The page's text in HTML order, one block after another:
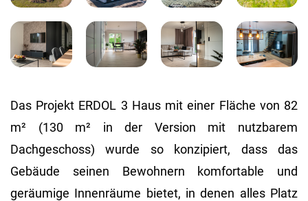
Das Projekt ERDOL 3 Haus mit einer Fläche von 82
m² (130 m² in der Version mit nutzbarem
Dachgeschoss) wurde so konzipiert, dass das
Gebäude seinen Bewohnern komfortable und
geräumige Innenräume bietet, in denen alles Platz